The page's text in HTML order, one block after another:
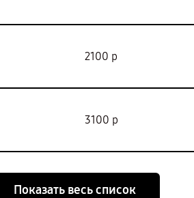
2100 р
3100 р
Показать весь список